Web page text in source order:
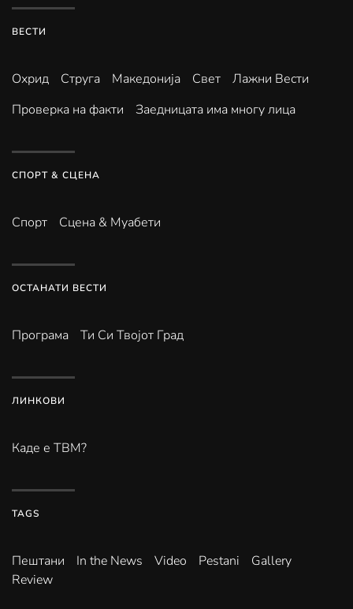
ВЕСТИ
Охрид Струга Македонија Свет
Лажни Вести
Проверка на факти
Заедницата има многу лица
СПОРТ & СЦЕНА
Спорт Сцена & Муабети
ОСТАНАТИ ВЕСТИ
Програма Ти Си Твојот Град
ЛИНКОВИ
Каде е ТВМ?
TAGS
Пештани In the News Video Pestani
Gallery
Review